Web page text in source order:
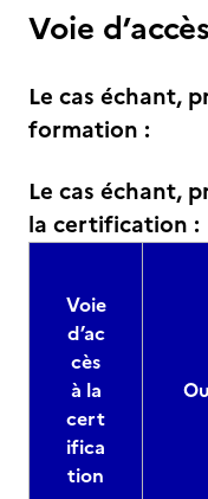
Voie d’accès
Le cas échant,
formation :
Le cas échant,
la certification :
Voie
d’ac
cès
à la
cert
ifica
tion